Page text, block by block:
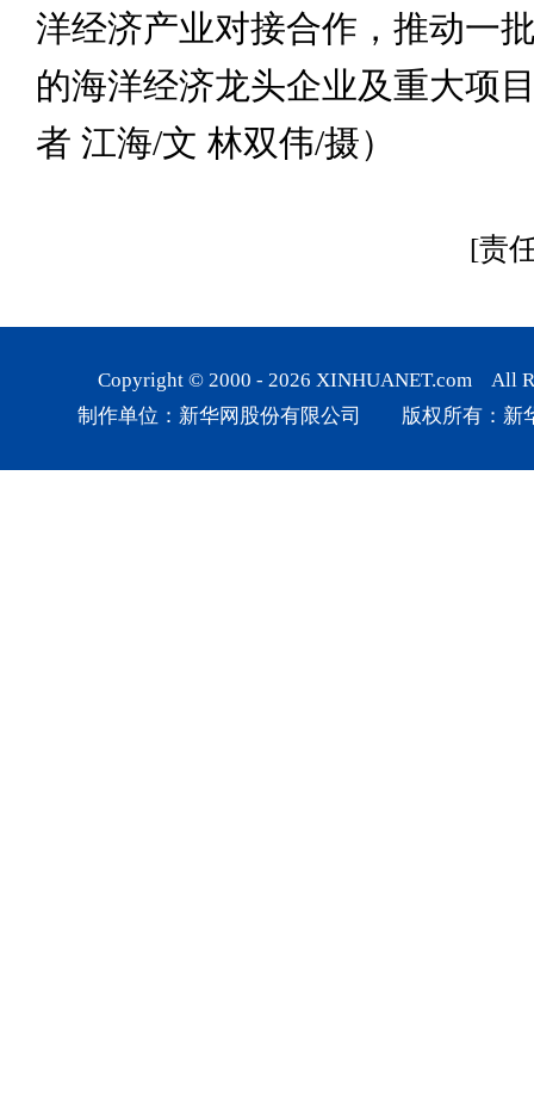
洋经济产业对接合作，推动一
的海洋经济龙头企业及重大项
者 江海/文 林双伟/摄）
[责
Copyright © 2000 - 2026 XINHUANET.com All
制作单位：新华网股份有限公司 版权所有：新